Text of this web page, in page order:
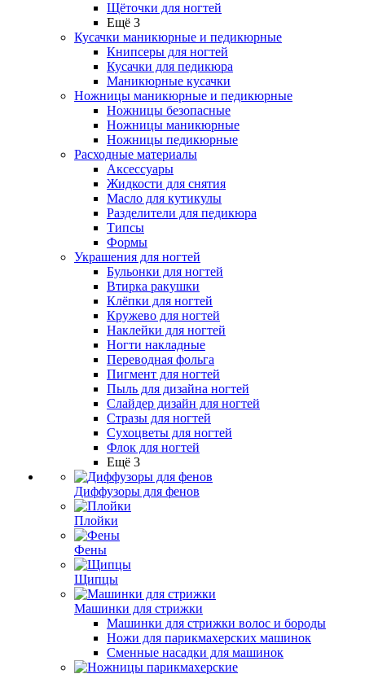
Щёточки для ногтей
Ещё 3
Кусачки маникюрные и педикюрные
Книпсеры для ногтей
Кусачки для педикюра
Маникюрные кусачки
Ножницы маникюрные и педикюрные
Ножницы безопасные
Ножницы маникюрные
Ножницы педикюрные
Расходные материалы
Аксессуары
Жидкости для снятия
Масло для кутикулы
Разделители для педикюра
Типсы
Формы
Украшения для ногтей
Бульонки для ногтей
Втирка ракушки
Клёпки для ногтей
Кружево для ногтей
Наклейки для ногтей
Ногти накладные
Переводная фольга
Пигмент для ногтей
Пыль для дизайна ногтей
Слайдер дизайн для ногтей
Стразы для ногтей
Сухоцветы для ногтей
Флок для ногтей
Ещё 3
Диффузоры для фенов
Плойки
Фены
Щипцы
Машинки для стрижки
Машинки для стрижки волос и бороды
Ножи для парикмахерских машинок
Сменные насадки для машинок